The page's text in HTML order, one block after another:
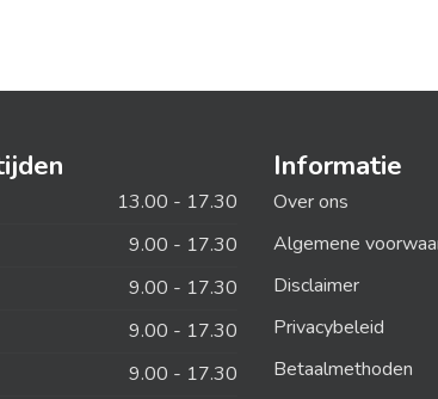
13.00 - 17.30
9.00 - 17.30
9.00 - 17.30
9.00 - 17.30
9.00 - 17.30
Informatie
Over ons
Algemene
Disclaimer
Privacybeleid
Betaalmethoden